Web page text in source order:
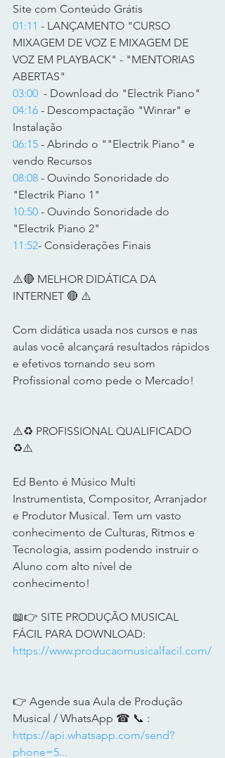
Site com Conteúdo Grátis
01:11 - LANÇAMENTO "CURSO
MIXAGEM DE VOZ E MIXAGEM DE
VOZ EM PLAYBACK" - "MENTORIAS
ABERTAS"
03:00
  - Download do "Electrik Piano"
04:16 - Descompactação "Winrar" e
Instalação
06:15 - Abrindo o ""Electrik Piano" e
vendo Recursos
08:08 - Ouvindo Sonoridade do
"Electrik Piano 1"
10:50 - Ouvindo Sonoridade do
"Electrik Piano 2"
11:52- Considerações Finais
⚠️🔴 MELHOR DIDÁTICA DA
INTERNET 🔴 ⚠️
Com didática usada nos cursos e nas
aulas você alcançará resultados rápidos
e efetivos tornando seu som
Profissional como pede o Mercado!
⚠️♻️ PROFISSIONAL QUALIFICADO
♻️⚠️
Ed Bento é Músico Multi
Instrumentista, Compositor, Arranjador
e Produtor Musical. Tem um vasto
conhecimento de Culturas, Ritmos e
Tecnologia, assim podendo instruir o
Aluno com alto nível de
conhecimento!
📖👉 SITE PRODUÇÃO MUSICAL
FÁCIL PARA DOWNLOAD:
https://www.producaomusicalfacil.com/
👉 Agende sua Aula de Produção
Musical / WhatsApp ☎ 📞 :
https://api.whatsapp.com/send?
phone=5...